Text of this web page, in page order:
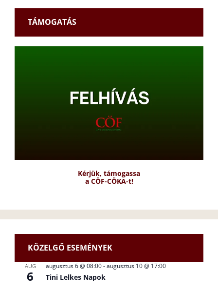
TÁMOGATÁS
Kérjük, támogassa
a CÖF-CÖKA-t!
KÖZELGŐ ESEMÉNYEK
AUG
6
augusztus 6 @ 08:00-augusztus 10 @ 17:00
Tini Lelkes Napok